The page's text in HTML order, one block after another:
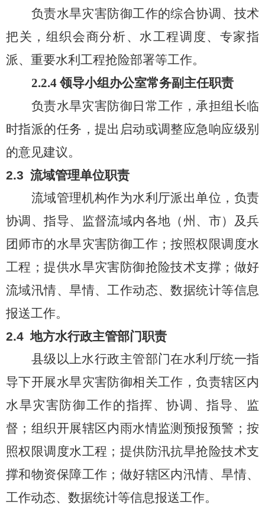
负责水旱灾害防御工作的综合协调、技术
把关，组织会商分析、水工程调度、专家指
派、重要水利工程抢险部署等工作。
2.2.4领导小组办公室常务副主任职责
负责水旱灾害防御日常工作 ，承担组长临
时指派的任务 ， 提出启动或调整应急响应级别
的意见建议。
2.3 流域管理单位职责
流域管理机构作为水利厅派出单位，负责
协调、指导、监督流域内各地（州、市）及兵
团师市的水旱灾害防御工作；按照权限调度水
工程；提供水旱灾害防御抢险技术支撑；做好
流域汛情、旱情、工作动态、数据统计等信息
报送工作。
2.4 地方水行政主管部门职责
县级以上水行政主管部门在水利厅统一指
导下开展水旱灾害防御相关工作，负责辖区内
水旱灾害防御工作的指挥、协调、指导、监
督；组织开展辖区内雨水情监测预报预警；按
照权限调度水工程；提供防汛抗旱抢险技术支
撑和物资保障工作；做好辖区内汛情、旱情、
工作动态、数据统计等信息报送工作。